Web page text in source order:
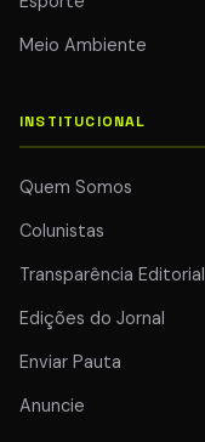
Meio Ambiente
INSTITUCIONAL
Quem Somos
Colunistas
Transparência Editorial
Edições do Jornal
Enviar Pauta
Anuncie